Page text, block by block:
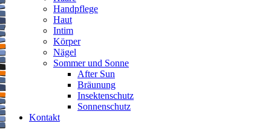
Handpflege
Haut
Intim
Körper
Nägel
Sommer und Sonne
After Sun
Bräunung
Insektenschutz
Sonnenschutz
Kontakt